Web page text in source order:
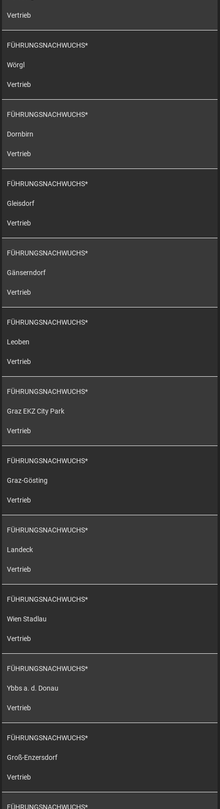
Vertrieb
FÜHRUNGSNACHWUCHS*
Wörgl
Vertrieb
FÜHRUNGSNACHWUCHS*
Dornbirn
Vertrieb
FÜHRUNGSNACHWUCHS*
Gleisdorf
Vertrieb
FÜHRUNGSNACHWUCHS*
Gänserndorf
Vertrieb
FÜHRUNGSNACHWUCHS*
Leoben
Vertrieb
FÜHRUNGSNACHWUCHS*
Graz EKZ City Park
Vertrieb
FÜHRUNGSNACHWUCHS*
Graz-Gösting
Vertrieb
FÜHRUNGSNACHWUCHS*
Landeck
Vertrieb
FÜHRUNGSNACHWUCHS*
Wien Stadlau
Vertrieb
FÜHRUNGSNACHWUCHS*
Ybbs a. d. Donau
Vertrieb
FÜHRUNGSNACHWUCHS*
Groß-Enzersdorf
Vertrieb
FÜHRUNGSNACHWUCHS*